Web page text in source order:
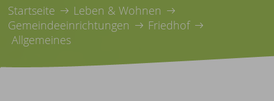
Startseite
Leben & Wohnen
Gemeindeeinrichtungen
Friedhof
Allgemeines